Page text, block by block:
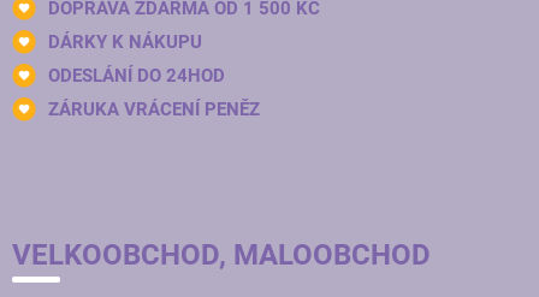
DOPRAVA ZDARMA OD 1 500 KČ
DÁRKY K NÁKUPU
ODESLÁNÍ DO 24HOD
ZÁRUKA VRÁCENÍ PENĚZ
VELKOOBCHOD, MALOOBCHOD